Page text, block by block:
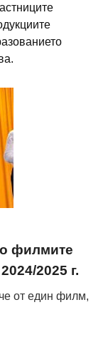
филмите
2025 г.
от един филм,